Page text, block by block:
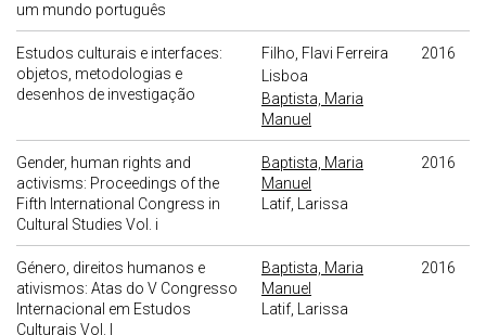
um mundo português
Estudos culturais e interfaces:
objetos, metodologias e
desenhos de investigação
Filho, Flavi Ferreira
Lisboa
Baptista, Maria
Manuel
2016
Gender, human rights and
activisms: Proceedings of the
Fifth International Congress in
Cultural Studies Vol. i
Baptista, Maria
Manuel
Latif, Larissa
2016
Género, direitos humanos e
ativismos: Atas do V Congresso
Internacional em Estudos
Culturais Vol. I
Baptista, Maria
Manuel
Latif, Larissa
2016